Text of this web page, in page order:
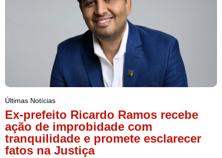
Últimas Notícias
Ex-prefeito Ricardo Ramos recebe
ação de improbidade com
tranquilidade e promete esclarecer
fatos na Justiça